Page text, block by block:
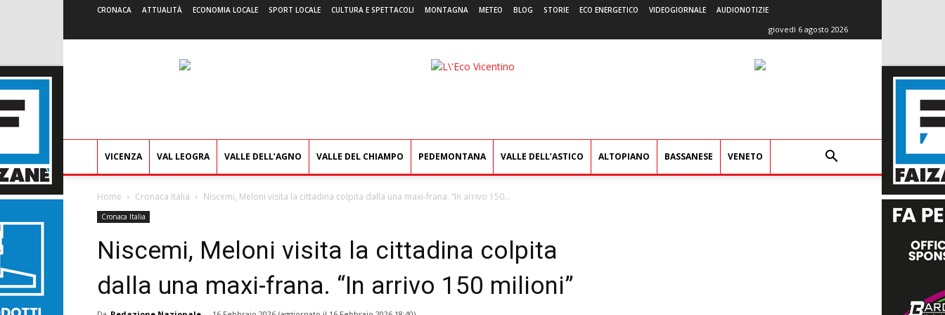
CRONACA ATTUALITÀ ECONOMIA LOCALE SPORT LOCALE CULTURA E SPETTACOLI MONTAGNA METEO BLOG STORIE ECO ENERGETICO VIDEOGIORNALE AUDIONOTIZIE
giovedì 6 agosto 2026
L'Eco
VICENZA VAL LEOGRA VALLE DELL’AGNO VALLE DEL CHIAMPO PEDEMONTANA VALLE DELL’ASTICO ALTOPIANO BASSANESE VENETO
Home Cronaca Italia Niscemi, Meloni visita la cittadina colpita dalla una maxi-frana. “In arrivo 150...
Cronaca Italia
Niscemi, Meloni visita la cittadina colpita
dalla una maxi-frana. “In arrivo 150 milioni”